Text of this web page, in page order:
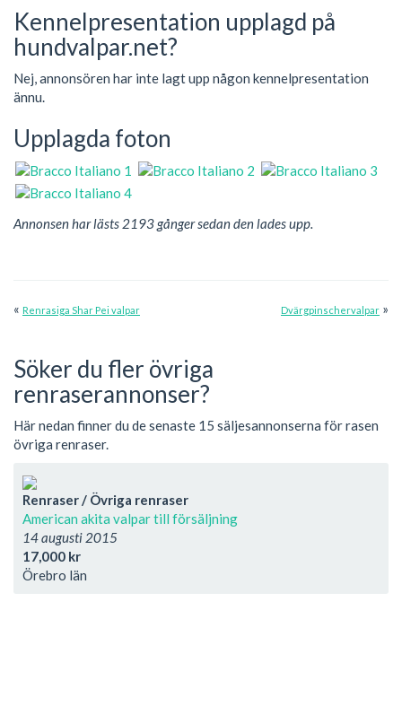
Kennelpresentation upplagd på
hundvalpar.net?
Nej, annonsören har inte lagt upp någon kennelpresentation
ännu.
Upplagda foton
Annonsen har lästs 2193 gånger sedan den lades upp.
« Renrasiga Shar Pei valpar Dvärgpinschervalpar »
Söker du fler övriga
renraserannonser?
Här nedan finner du de senaste 15 säljesannonserna för rasen
övriga renraser.
Renraser / Övriga renraser
American akita valpar till försäljning
14 augusti 2015
17,000 kr
Örebro län